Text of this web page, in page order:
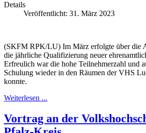
Details
Veröffentlicht: 31. März 2023
(SKFM RPK/LU) Im März erfolgte über die
die jährliche Qualifizierung neuer
Erfreulich war die hohe Teilnehmerzahl und
Schulung wieder in den Räumen der VHS
konnte.
Weiterlesen ...
Vortrag an der